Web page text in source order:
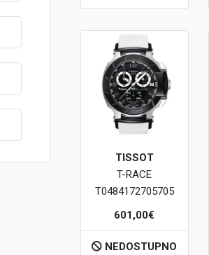
TISSOT
T-RACE
T0484172705705
601,00€
NEDOSTUPNO